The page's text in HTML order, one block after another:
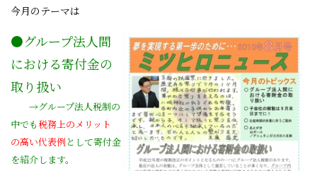
今月のテーマは
●グループ法人間
における寄付金の
取り扱い
→グループ法人税制の
中でも税務上のメリット
の高い代表例として寄付金
を紹介します。